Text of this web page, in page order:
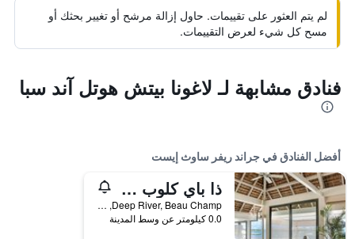
لم يتم العثور على تقييمات. حاول إزالة مرشح أو تغيير بحثك أو
مسح كل شيء لعرض التقييمات.
فنادق مشابهة لـ لاغونا بيتش هوتل آند سبا
أفضل الفنادق في جراند ريفر ساوث إيست
ذا باي كلوب آت أناهيتا
Deep River, Beau Champ, جراند ريفر ساوث إيست, موريشيوس
0.0 كيلومتر عن وسط المدينة